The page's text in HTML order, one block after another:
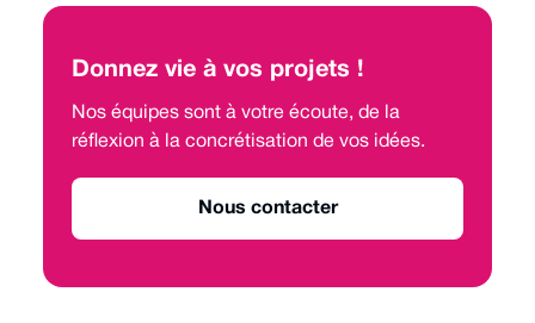
Donnez vie à vos projets !
Nos équipes sont à votre écoute, de la
réflexion à la concrétisation de vos idées.
Nous contacter